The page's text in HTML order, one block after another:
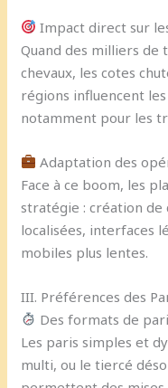
Impact direct sur
Quand des milliers de
chevaux, les cotes
régions influencent
notamment pour les
Adaptation des
Face à ce boom, les
stratégie : création de
localisées, interfaces
mobiles plus lentes.
III. Préférences des
Des formats de
Les paris simples et
multi, ou le tiercé